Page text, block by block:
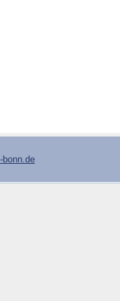
bonn.de